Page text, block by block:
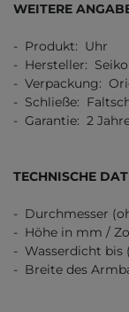
WEITERE
- Produkt: Uhr
- Hersteller: Seiko
- Verpackung:
- Schließe:
- Garantie: 2
TECHNISCHE
- Durchmesser
- Höhe in mm /
- Wasserdicht bis
- Breite des